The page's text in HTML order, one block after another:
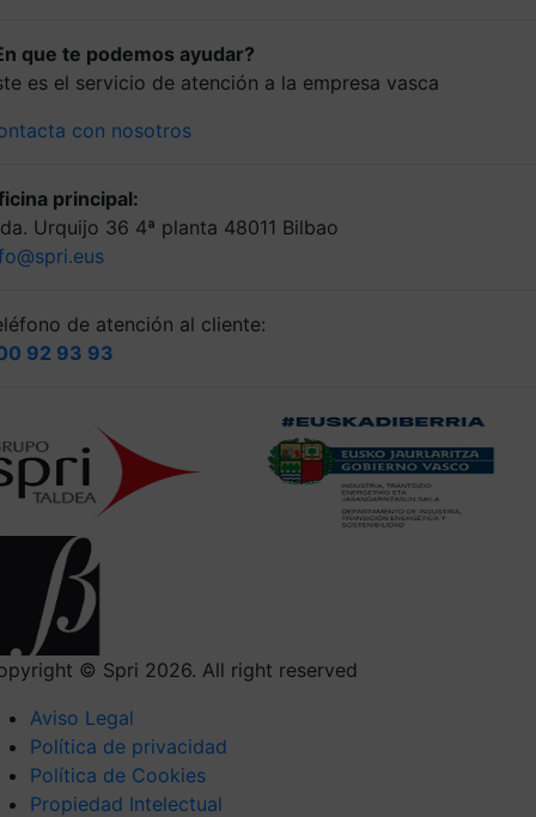
que te podemos ayudar?
es el servicio de atención a la empresa vasca
con nosotros
principal:
Urquijo 36 4ª planta 48011 Bilbao
de atención al cliente:
92 93 93
© Spri 2026. All right reserved
Aviso Legal
Política de privacidad
Política de Cookies
Propiedad Intelectual